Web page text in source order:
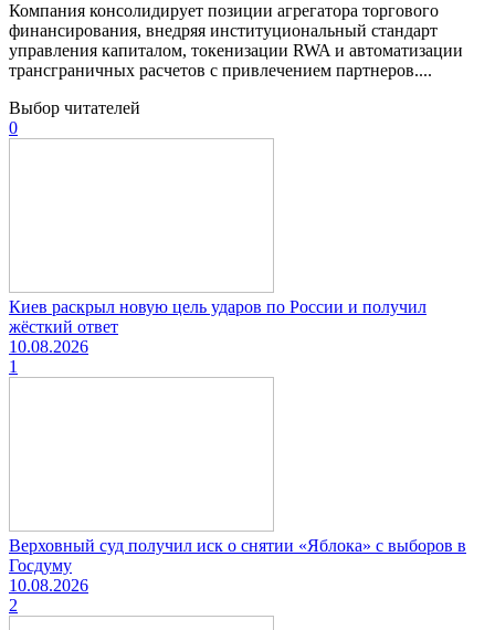
Компания консолидирует позиции агрегатора торгового
финансирования, внедряя институциональный стандарт
управления капиталом, токенизации RWA и автоматизации
трансграничных расчетов с привлечением партнеров....
Выбор читателей
0
Киев раскрыл новую цель ударов по России и получил
жёсткий ответ
10.08.2026
1
Верховный суд получил иск о снятии «Яблока» с выборов в
Госдуму
10.08.2026
2